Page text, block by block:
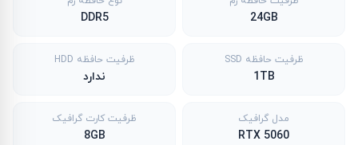
24GB
DDR5
ظرفیت حافظه SSD
1TB
ظرفیت حافظه HDD
ندارد
مدل گرافیک
RTX 5060
ظرفیت کارت گرافیک
8GB